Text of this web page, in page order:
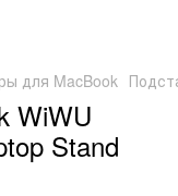
для MacBook
WiWU
Stand